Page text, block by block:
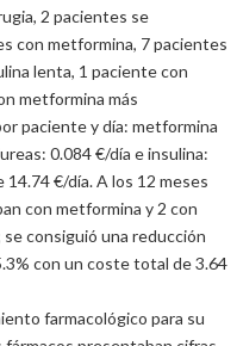
2 pacientes se
con metformina, 7 pacientes
lenta, 1 paciente con
metformina más
paciente y día: metformina
0.084 €/día e insulina:
€/día. A los 12 meses
con metformina y 2 con
consiguió una reducción
con un coste total de 3.64
farmacológico para su